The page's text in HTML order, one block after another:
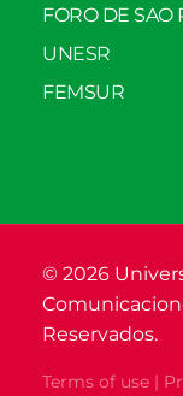
FORO DE SAO
UNESR
FEMSUR
© 2026
Reservados.
Terms of use |